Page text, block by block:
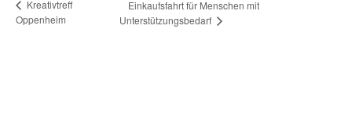
Kreativtreff
Oppenheim
Einkaufsfahrt für Menschen mit
Unterstützungsbedarf